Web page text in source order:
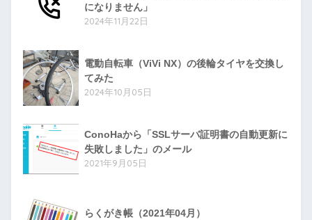
になりません」
2024年11月22日
電動自転車（ViVi NX）の後輪タイヤを交換し
てみた
2024年10月05日
ConoHaから「SSLサーバ証明書の自動更新に
失敗しました」のメール
2021年9月05日
らくがき帳（2021年04月）